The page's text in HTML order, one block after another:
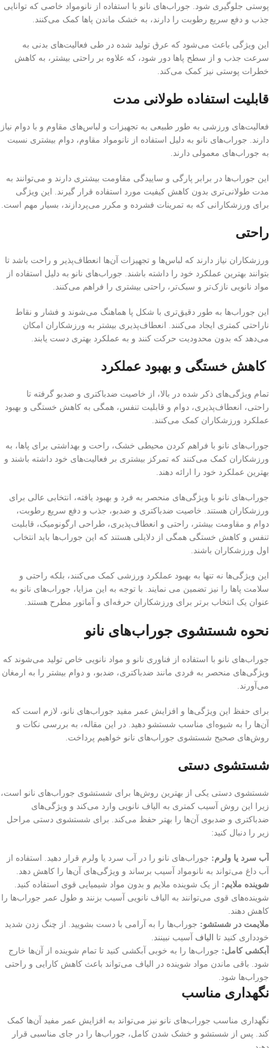
پوستی جلوگیری شود. جوراب‌های نانو با استفاده از نانومواد خاصی که توانایی
جذب و دفع سریع رطوبت را دارند، به خشک ماندن پاها کمک می‌کنند.
این ویژگی باعث می‌شود که عرق تولید شده در طی فعالیت‌های بدنی به
سرعت جذب و از سطح پاها دور شود، که علاوه بر راحتی بیشتر، به کاهش
خطرات پوستی نیز کمک می‌کند.
قابلیت استفاده طولانی مدت
فعالیت‌های ورزشی به طور طبیعی به تجهیزات و لباس‌های مقاوم و با دوام نیاز
دارند. جوراب‌های نانو به دلیل استفاده از نانومواد مقاوم، دوام بیشتری نسبت
به جوراب‌های معمولی دارند.
این جوراب‌ها در برابر پارگی و ساییدگی مقاومت بیشتری دارند و می‌توانند به
مدت طولانی‌تری بدون کاهش کیفیت مورد استفاده قرار گیرند. این ویژگی
برای ورزشکارانی که به تمرینات فشرده و مکرر می‌پردازند، بسیار مهم است.
راحتی
ورزشکاران نیاز دارند که لباس‌ها و تجهیزات آن‌ها انعطاف‌پذیر و راحت باشد تا
بتوانند بهترین عملکرد خود را داشته باشند. جوراب‌های نانو به دلیل استفاده از
مواد نانویی نازک‌تر و سبک‌تر، راحتی بیشتری را فراهم می‌کنند.
این جوراب‌ها به طور دقیق‌تری با شکل پا هماهنگ می‌شوند و فشار و نقاط
ناراحتی کمتری ایجاد می‌کنند. انعطاف‌پذیری بیشتر به ورزشکاران امکان
می‌دهد که بدون محدودیت حرکت کنند و به عملکرد بهتری دست یابند.
کاهش خستگی و بهبود عملکرد
تمام ویژگی‌های ذکر شده در بالا، از خاصیت ضدباکتری و ضدبو گرفته تا
راحتی، انعطاف‌پذیری، دوام و قابلیت تنفس، همگی به کاهش خستگی و بهبود
عملکرد ورزشکاران کمک می‌کنند.
جوراب‌های نانو با فراهم کردن محیطی خشک، راحت و بهداشتی برای پاها، به
ورزشکاران کمک می‌کنند که تمرکز بیشتری بر فعالیت‌های خود داشته باشند و
بهترین عملکرد خود را ارائه دهند.
جوراب‌های نانو با ویژگی‌های منحصر به فرد و بهبود یافته، انتخابی عالی برای
ورزشکاران هستند. خاصیت ضدباکتری و ضدبو، جذب و دفع سریع رطوبت،
دوام و مقاومت بیشتر، راحتی و انعطاف‌پذیری، طراحی ارگونومیک، قابلیت
تنفس و کاهش خستگی همگی از دلایلی هستند که این جوراب‌ها باید انتخاب
اول ورزشکاران باشند.
این ویژگی‌ها نه تنها به بهبود عملکرد ورزشی کمک می‌کنند، بلکه راحتی و
سلامت پاها را نیز تضمین می نمایند. با توجه به این مزایا، جوراب‌های نانو به
عنوان یک انتخاب برتر برای ورزشکاران حرفه‌ای و آماتور مطرح هستند.
نحوه شستشوی جوراب‌های نانو
جوراب‌های نانو با استفاده از فناوری نانو و مواد نانویی خاص تولید می‌شوند که
ویژگی‌های منحصر به فردی مانند ضدباکتری، ضدبو، و دوام بیشتر را به ارمغان
می‌آورند.
برای حفظ این ویژگی‌ها و افزایش عمر مفید جوراب‌های نانو، لازم است که
آن‌ها را به شیوه‌ای مناسب شستشو دهید. در این مقاله، به بررسی نکات و
روش‌های صحیح شستشوی جوراب‌های نانو خواهیم پرداخت.
شستشوی دستی
شستشوی دستی یکی از بهترین روش‌ها برای شستشوی جوراب‌های نانو است،
زیرا این روش آسیب کمتری به الیاف نانویی وارد می‌کند و ویژگی‌های
ضدباکتری و ضدبوی آن‌ها را بهتر حفظ می‌کند. برای شستشوی دستی مراحل
زیر را دنبال کنید:
آب سرد یا ولرم: جوراب‌های نانو را در آب سرد یا ولرم قرار دهید. استفاده از
آب داغ می‌تواند به نانومواد آسیب برساند و ویژگی‌های آن‌ها را کاهش دهد.
شوینده ملایم: از یک شوینده ملایم و بدون مواد شیمیایی قوی استفاده کنید.
شوینده‌های قوی می‌توانند به الیاف نانویی آسیب بزنند و طول عمر جوراب‌ها را
کاهش دهند.
ملایمت در شستشو: جوراب‌ها را به آرامی با دست بشویید. از چنگ زدن شدید
خودداری کنید تا
الیاف آسیب نبینند.
آبکشی کامل: جوراب‌ها را به خوبی آبکشی کنید تا تمام شوینده از آن‌ها خارج
شود. باقی ماندن مواد شوینده در الیاف می‌تواند باعث کاهش کارایی و راحتی
جوراب‌ها شود.
نگهداری مناسب
نگهداری مناسب جوراب‌های نانو نیز می‌تواند به افزایش عمر مفید آن‌ها کمک
کند. پس از شستشو و خشک شدن کامل، جوراب‌ها را در جای مناسبی قرار